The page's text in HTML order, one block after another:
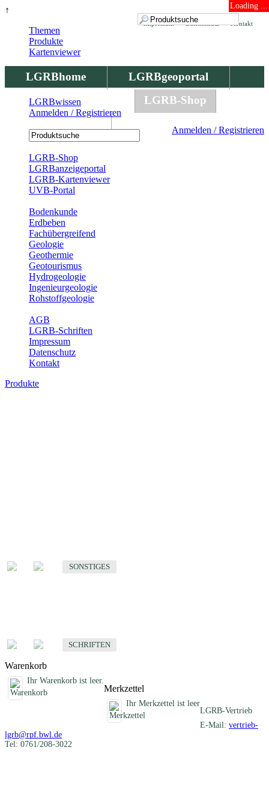
↑ Loading ...
Kontakt
Datenschutz
Impressum
LGRBhome
LGRBgeoportal
LGRBbohrungen
LGRB-Shop
Anmelden / Registrieren
Themen
Produkte
Kartenviewer
LGRBwissen
Anmelden / Registrieren
LGRB-Shop
LGRBanzeigeportal
LGRB-Kartenviewer
UVB-Portal
Bodenkunde
Erdbeben
Fachübergreifend
Geologie
Geothermie
Geotourismus
Hydrogeologie
Ingenieurgeologie
Rohstoffgeologie
AGB
LGRB-Schriften
Impressum
Datenschutz
Kontakt
Produkte
SONSTIGES
SCHRIFTEN
Warenkorb
Ihr Warenkorb ist leer.
Merkzettel
Ihr Merkzettel ist leer
LGRB-Vertrieb
E-Mail: vertrieb-
lgrb@rpf.bwl.de
Tel: 0761/208-3022